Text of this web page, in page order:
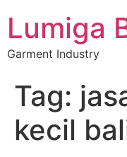
Lumiga
Garment Industry
Tag:
kecil